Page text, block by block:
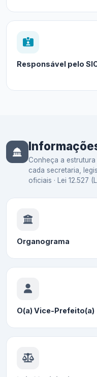
Responsável pelo
Conheça a
cada secretaria,
oficiais · Lei 12.527
Organograma
O(a) Vice-Prefeito(a)